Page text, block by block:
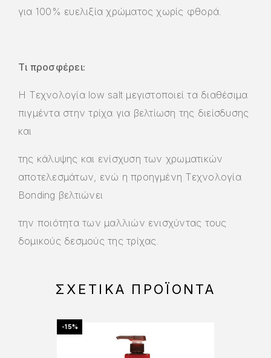
για 100% ευελιξία χρώματος χωρίς φθορά.
Τι προσφέρει:
Η Τεχνολογία low salt μεγιστοποιεί τα διαθέσιμα
πιγμέντα στην τρίχα για βελτίωση της διείσδυσης
και
της κάλυψης και ενίσχυση των χρωματικών
αποτελεσμάτων, ενώ η προηγμένη Τεχνολογία
Bonding βελτιώνει
την ποιότητα των μαλλιών ενισχύντας τους
δομικούς δεσμούς της τρίχας.
ΣΧΕΤΙΚΆ ΠΡΟΪΌΝΤΑ
-15%